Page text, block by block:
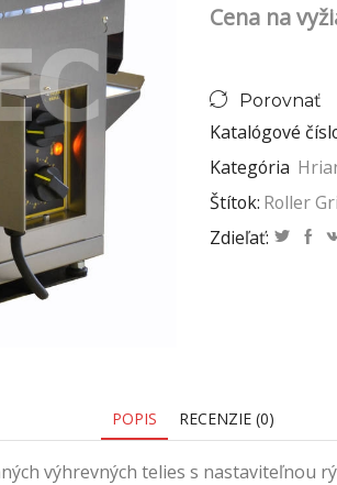
Cena na
Porovnať
Katalógové
Kategória
Štítok: Roller
Zdieľať:
POPIS RECENZIE (0)
výhrevných telies s nastaviteľnou